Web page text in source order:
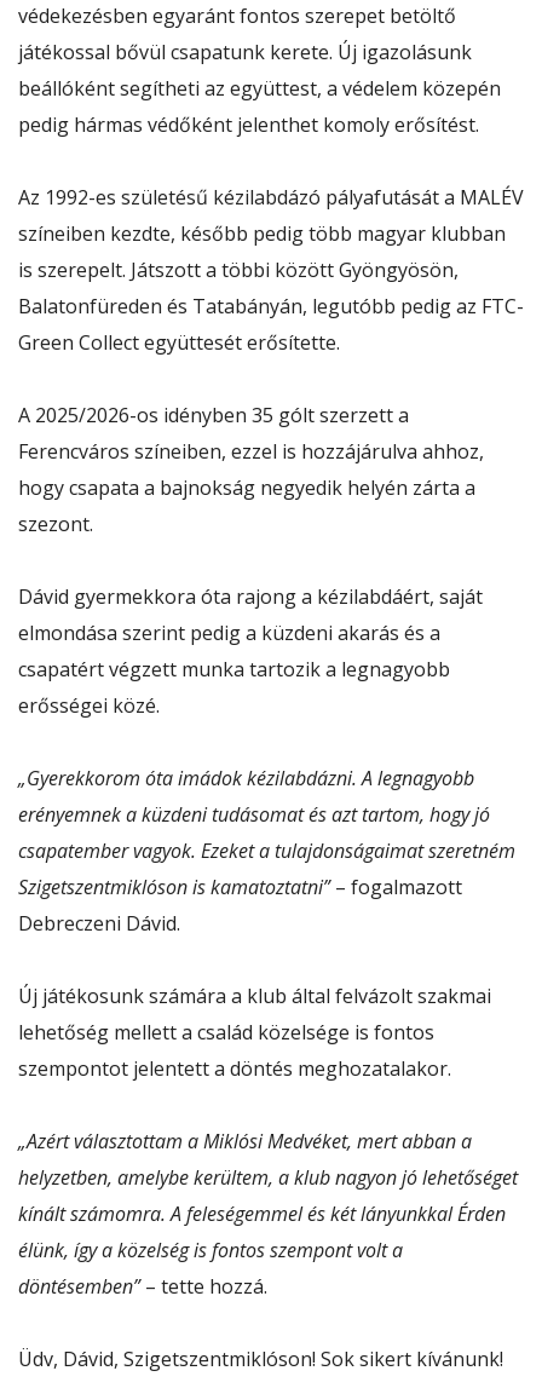
védekezésben egyaránt fontos szerepet betöltő
játékossal bővül csapatunk kerete. Új igazolásunk
beállóként segítheti az együttest, a védelem közepén
pedig hármas védőként jelenthet komoly erősítést.
Az 1992-es születésű kézilabdázó pályafutását a MALÉV
színeiben kezdte, később pedig több magyar klubban
is szerepelt. Játszott a többi között Gyöngyösön,
Balatonfüreden és Tatabányán, legutóbb pedig az FTC-
Green Collect együttesét erősítette.
A 2025/2026-os idényben 35 gólt szerzett a
Ferencváros színeiben, ezzel is hozzájárulva ahhoz,
hogy csapata a bajnokság negyedik helyén zárta a
szezont.
Dávid gyermekkora óta rajong a kézilabdáért, saját
elmondása szerint pedig a küzdeni akarás és a
csapatért végzett munka tartozik a legnagyobb
erősségei közé.
„Gyerekkorom óta imádok kézilabdázni. A legnagyobb
erényemnek a küzdeni tudásomat és azt tartom, hogy jó
csapatember vagyok. Ezeket a tulajdonságaimat szeretném
Szigetszentmiklóson is kamatoztatni”– fogalmazott
Debreczeni Dávid.
Új játékosunk számára a klub által felvázolt szakmai
lehetőség mellett a család közelsége is fontos
szempontot jelentett a döntés meghozatalakor.
„Azért választottam a Miklósi Medvéket, mert abban a
helyzetben, amelybe kerültem, a klub nagyon jó lehetőséget
kínált számomra. A feleségemmel és két lányunkkal Érden
élünk, így a közelség is fontos szempont volt a
döntésemben”– tette hozzá.
Üdv, Dávid, Szigetszentmiklóson! Sok sikert kívánunk!